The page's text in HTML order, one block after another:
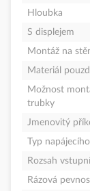
Hloubka
S displejem
Montáž na
Materiál
Možnost
trubky
Jmenovitý
Typ
Rozsah
Rázová